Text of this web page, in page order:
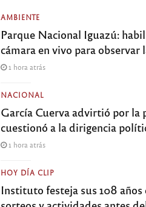
AMBIENTE
Parque Nacional Iguazú:
cámara en vivo para observar
1 hora atrás
NACIONAL
García Cuerva advirtió por la
cuestionó a la dirigencia
1 hora atrás
HOY DÍA CLIP
Instituto festeja sus 108 años